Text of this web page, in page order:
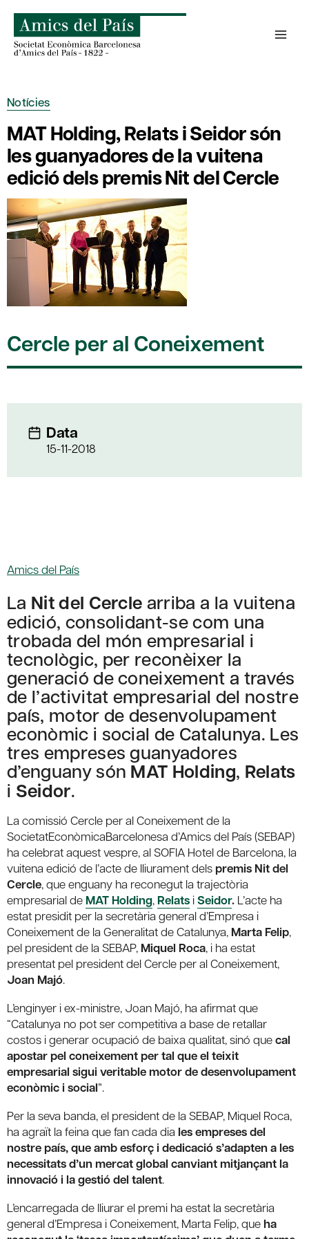
content
Notícies
MAT Holding, Relats i Seidor són
les guanyadores de la vuitena
edició dels premis Nit del Cercle
Cercle per al Coneixement
Data
15-11-2018
Amics del País
La Nit del Cercle arriba a la vuitena
edició, consolidant-se com una
trobada del món empresarial i
tecnològic, per reconèixer la
generació de coneixement a través
de l’activitat empresarial del nostre
país, motor de desenvolupament
econòmic i social de Catalunya. Les
tres empreses guanyadores
d’enguany són MAT Holding, Relats
i Seidor.
La comissió Cercle per al Coneixement de la
SocietatEconòmicaBarcelonesa d’Amics del País (SEBAP)
ha celebrat aquest vespre, al SOFIA Hotel de Barcelona, la
vuitena edició de l’acte de lliurament dels premis Nit del
Cercle, que enguany ha reconegut la trajectòria
empresarial de MAT Holding, Relats iSeidor. L’acte ha
estat presidit per la secretària general d’Empresa i
Coneixement de la Generalitat de Catalunya, Marta Felip,
pel president de la SEBAP, Miquel Roca, i ha estat
presentat pel president del Cercle per al Coneixement,
Joan Majó.
L’enginyer i ex-ministre, Joan Majó, ha afirmat que
“Catalunya no pot ser competitiva a base de retallar
costos i generar ocupació de baixa qualitat, sinó quecal
apostar pel coneixement per tal que el teixit
empresarial sigui veritable motor de desenvolupament
econòmic i social”.
Per la seva banda, el president de la SEBAP, Miquel Roca,
ha agraït la feina que fan cada dia les empreses del
nostre país, que amb esforç i dedicació s’adapten a les
necessitats d’un mercat global canviant mitjançant la
innovació i la gestió del talent.
L’encarregada de lliurar el premi ha estat la secretària
general d’Empresa i Coneixement, Marta Felip, que ha